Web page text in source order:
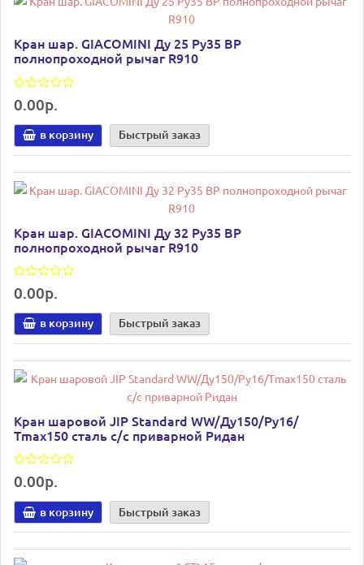
Кран шар. GIACOMINI Ду 25 Ру35 ВР
полнопроходной рычаг R910
0.00р.
в корзину Быстрый заказ
Кран шар. GIACOMINI Ду 32 Ру35 ВР
полнопроходной рычаг R910
0.00р.
в корзину Быстрый заказ
Кран шаровой JIP Standard WW/Ду150/Ру16/
Тmax150 сталь с/с приварной Ридан
0.00р.
в корзину Быстрый заказ